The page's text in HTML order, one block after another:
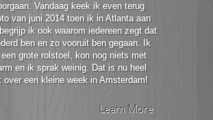
Vandaag keek ik even terug
van juni 2014 toen ik in Atlanta aan
ik ook waarom iedereen zegt dat
ben en zo vooruit ben gegaan. Ik
grote rolstoel, kon nog niets met
en ik sprak weinig. Dat is nu heel
over een kleine week in Amsterdam!
Learn More